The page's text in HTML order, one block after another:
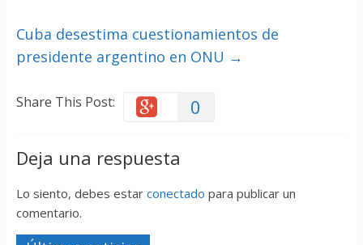
Cuba desestima cuestionamientos de
presidente argentino en ONU →
Share This Post: 0
Deja una respuesta
Lo siento, debes estar conectado para publicar un
comentario.